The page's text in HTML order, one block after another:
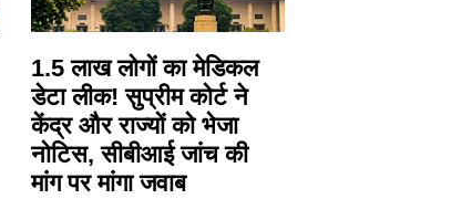
1.5 लाख लोगों का मेडिकल
डेटा लीक! सुप्रीम कोर्ट ने
केंद्र और राज्यों को भेजा
नोटिस, सीबीआई जांच की
मांग पर मांगा जवाब